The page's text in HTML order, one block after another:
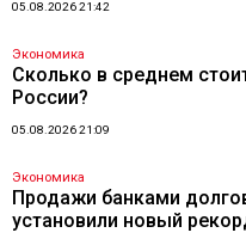
05.08.2026 21:42
Экономика
Сколько в среднем
России?
05.08.2026 21:09
Экономика
Продажи банками
установили новый